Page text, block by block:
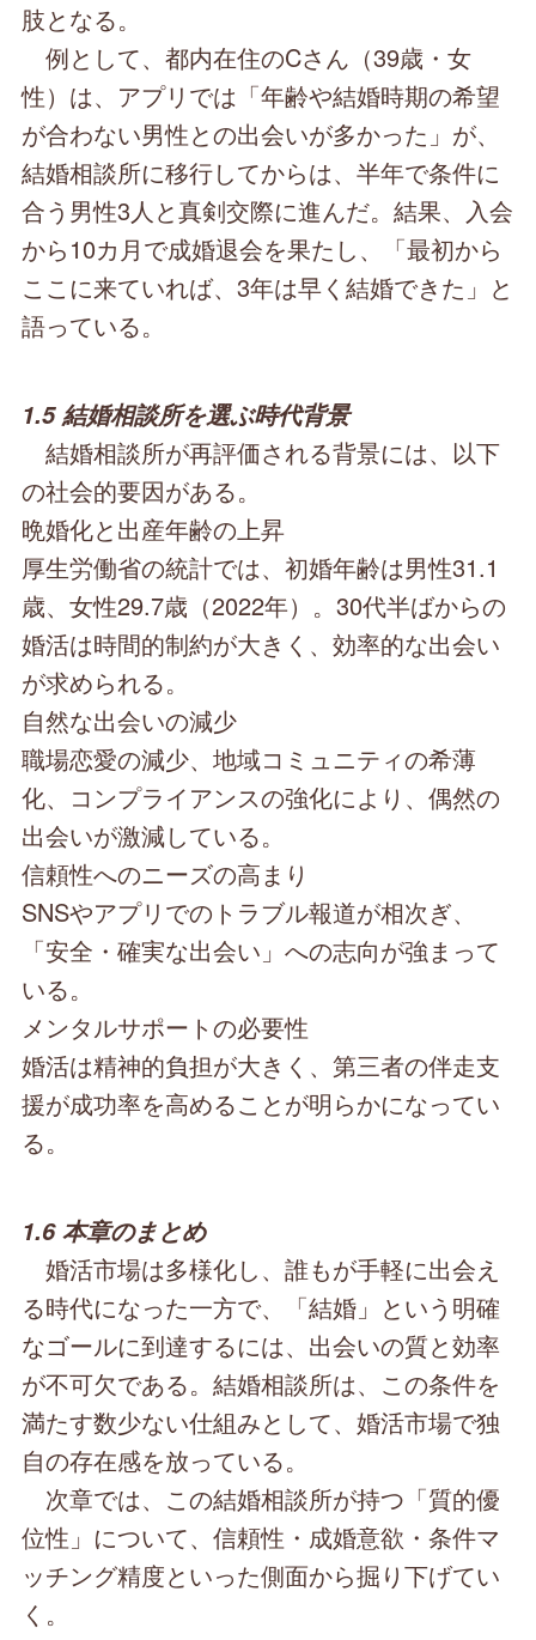
肢となる。
例として、都内在住のCさん（39歳・女
性）は、アプリでは「年齢や結婚時期の希望
が合わない男性との出会いが多かった」が、
結婚相談所に移行してからは、半年で条件に
合う男性3人と真剣交際に進んだ。結果、入会
から10カ月で成婚退会を果たし、「最初から
ここに来ていれば、3年は早く結婚できた」と
語っている。
1.5 結婚相談所を選ぶ時代背景
結婚相談所が再評価される背景には、以下
の社会的要因がある。
晩婚化と出産年齢の上昇
厚生労働省の統計では、初婚年齢は男性31.1
歳、女性29.7歳（2022年）。30代半ばからの
婚活は時間的制約が大きく、効率的な出会い
が求められる。
自然な出会いの減少
職場恋愛の減少、地域コミュニティの希薄
化、コンプライアンスの強化により、偶然の
出会いが激減している。
信頼性へのニーズの高まり
SNSやアプリでのトラブル報道が相次ぎ、
「安全・確実な出会い」への志向が強まって
いる。
メンタルサポートの必要性
婚活は精神的負担が大きく、第三者の伴走支
援が成功率を高めることが明らかになってい
る。
1.6 本章のまとめ
婚活市場は多様化し、誰もが手軽に出会え
る時代になった一方で、「結婚」という明確
なゴールに到達するには、出会いの質と効率
が不可欠である。結婚相談所は、この条件を
満たす数少ない仕組みとして、婚活市場で独
自の存在感を放っている。
次章では、この結婚相談所が持つ「質的優
位性」について、信頼性・成婚意欲・条件マ
ッチング精度といった側面から掘り下げてい
く。